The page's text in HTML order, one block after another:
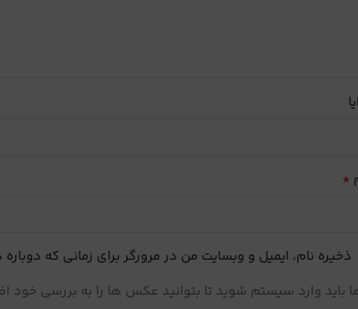
*
ذخیره نام، ایمیل و وبسایت من در مرورگر برای زمانی که
باید وارد سیستم شوید تا بتوانید عکس ها را به بررسی خود